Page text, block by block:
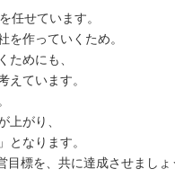
任せています。
作っていくため。
めにも、
ています。
がり、
なります。
標を、共に達成させましょ